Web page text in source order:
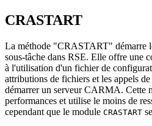
CRASTART
La méthode "CRASTART" démarre
sous-tâche dans RSE. Elle offre une
à l'utilisation d'un fichier de
attributions de fichiers et les appels
démarrer un serveur CARMA. Cette
performances et utilise le moins de
cependant que le module CRASTART